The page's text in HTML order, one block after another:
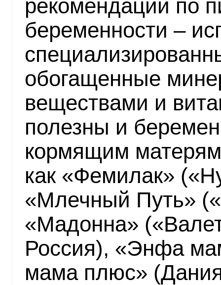
рекомендаций по
беременности –
обогащенные
веществами и
полезны и
кормящим
как «Фемилак»
«Млечный Путь»
«Мадонна»
Россия), «Энфа
мама плюс»